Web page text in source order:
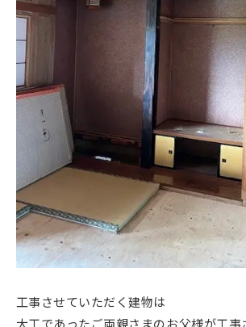
工事させていただく建物は